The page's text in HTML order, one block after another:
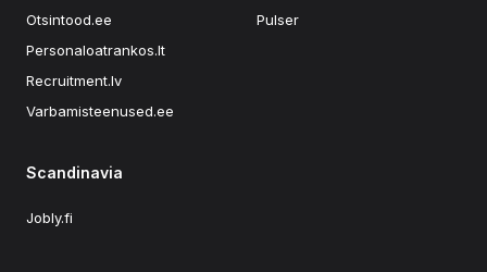
Otsintood.ee
Personaloatrankos.lt
Recruitment.lv
Varbamisteenused.ee
Pulser
Scandinavia
Jobly.fi